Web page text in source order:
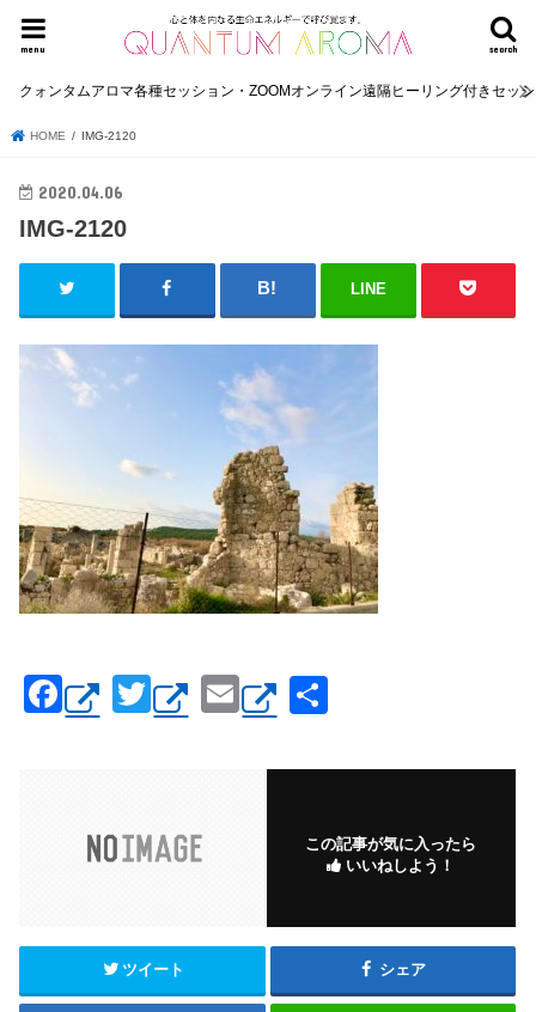
search
menu
クォンタムアロマ各種セッション・ZOOMオンライン遠隔ヒーリング付きセッ
HOME IMG-2120
2020.04.06
IMG-2120
LINE
F
a
T
wi
E
m
ail
この記事が気に入ったら
いいねしよう！
ツイート シェア